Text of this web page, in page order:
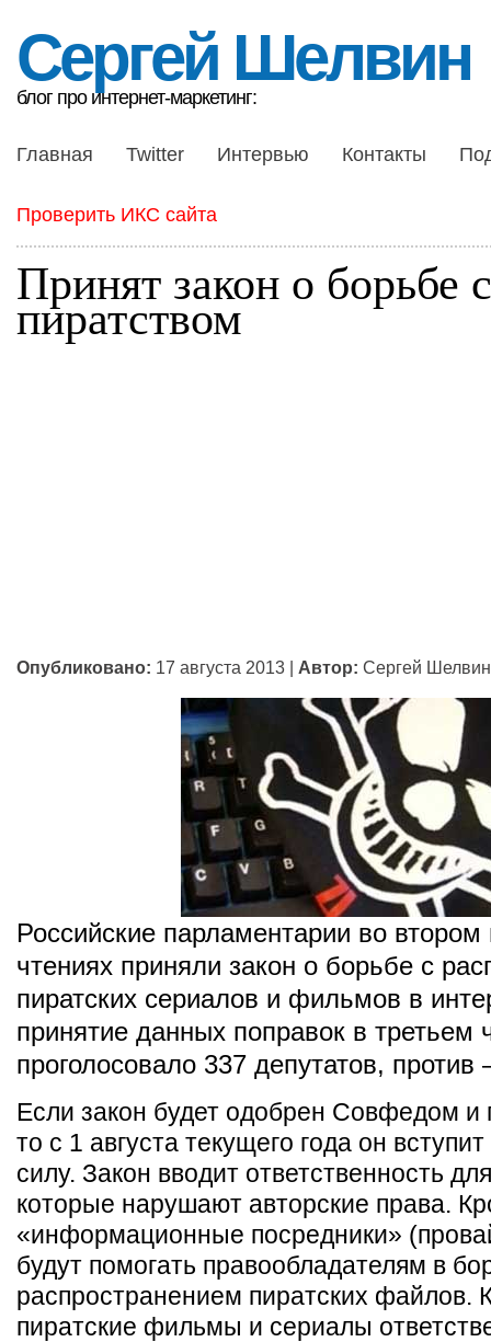
Сергей Шелвин
блог про интернет-маркетинг:
Главная Twitter Интервью Контакты
Проверить ИКС сайта
Принят закон о борьбе с
пиратством
Опубликовано: 17 августа 2013 | Автор: Сергей Шелвин
Российские парламентарии во втором
чтениях приняли закон о борьбе с
пиратских сериалов и фильмов в
принятие данных поправок в третьем
проголосовало 337 депутатов, против
Если закон будет одобрен Совфедом и
то с 1 августа текущего года он
силу. Закон вводит ответственность
которые нарушают авторские права.
«информационные посредники»
будут помогать правообладателям в
распространением пиратских файлов.
пиратские фильмы и сериалы